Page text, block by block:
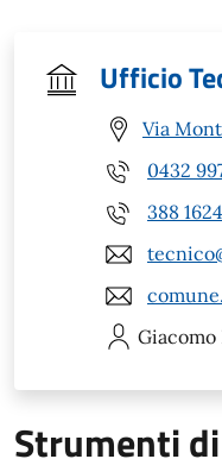
Ufficio
Via
0432
388
Giacomo
Strumenti